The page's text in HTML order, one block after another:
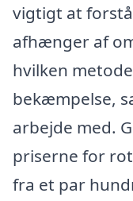
vigtigt at
afhænger af
hvilken
bekæmpelse,
arbejde med.
priserne for
fra et par